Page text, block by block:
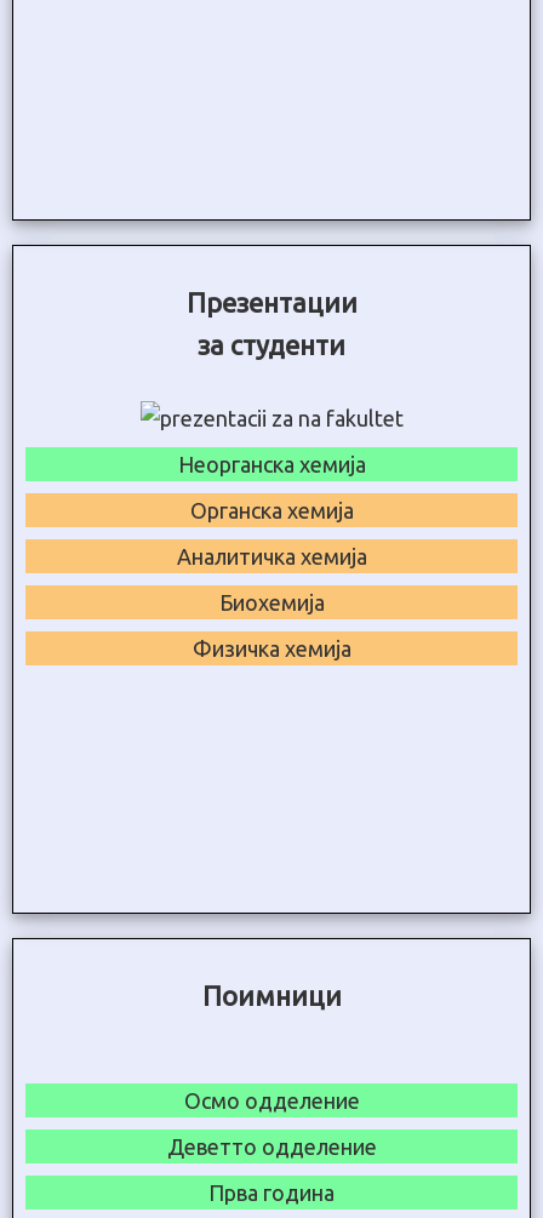
Презентации
за студенти
Неорганска хемија
Органска хемија
Аналитичка хемија
Биохемија
Физичка хемија
Поимници
Осмо одделение
Деветто одделение
Прва година